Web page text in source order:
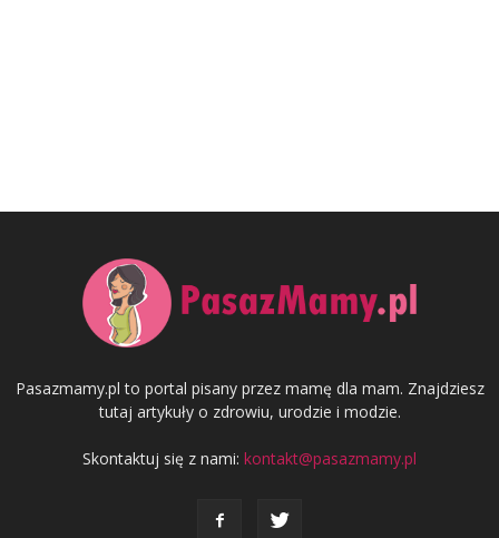
Pasazmamy.pl to portal pisany przez mamę dla mam. Znajdziesz
tutaj artykuły o zdrowiu, urodzie i modzie.
Skontaktuj się z nami: kontakt@pasazmamy.pl